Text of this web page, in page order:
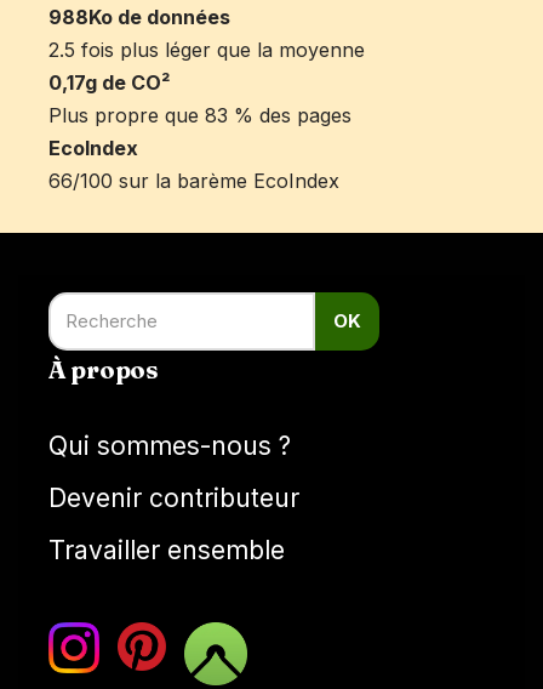
988Ko de données
2.5 fois plus léger que la moyenne
0,17g de CO²
Plus propre que 83 % des pages
EcoIndex
66/100 sur la barème EcoIndex
OK
À propos
Qui sommes-nous ?
Devenir contributeur
Travailler ensemble